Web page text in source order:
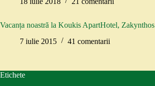
Vacanța noastră la Koukis ApartHotel, Zakynthos
7 iulie 2015
41 comentarii
Etichete